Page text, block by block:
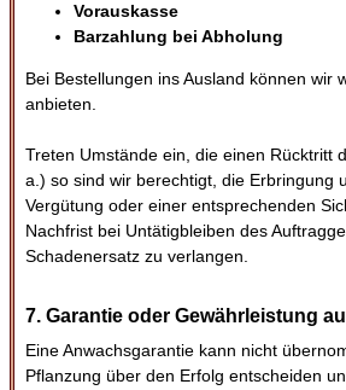
Vorauskasse
Barzahlung bei Abholung
Bei Bestellungen ins Ausland können wir
anbieten.
Treten Umstände ein, die einen Rücktritt
a.) so sind wir berechtigt, die Erbringung
Vergütung oder einer entsprechenden
Nachfrist bei Untätigbleiben des
Schadenersatz zu verlangen.
7. Garantie oder Gewährleistung
Eine Anwachsgarantie kann nicht
Pflanzung über den Erfolg entscheiden